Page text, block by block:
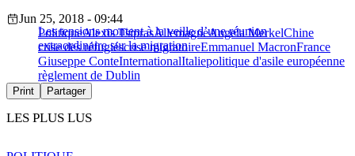
Les tensions montent à la veille d’une réunion
extraordinaire sur la migration
Jun 25, 2018 - 09:44
PolitiqueAlexis TsiprasAllemagneAngela MerkelChine
crise des réfugiéscrise migratoireEmmanuel MacronFrance
Giuseppe ConteInternationalItaliepolitique d'asile européenne
règlement de Dublin
Print Partager
LES PLUS LUS